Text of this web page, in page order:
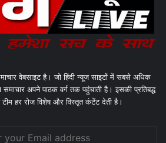
वेबसाइट है। जो हिंदी न्यूज साइटों में सबसे अधिक
समाचार अपने पाठक वर्ग तक पहुंचाती है। इसकी प्रतिबद्ध
हर रोज विशेष और विस्तृत कंटेंट देती है।